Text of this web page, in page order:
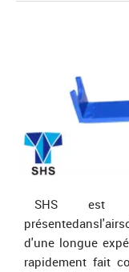
SHS est
d'une longue
rapidement fait